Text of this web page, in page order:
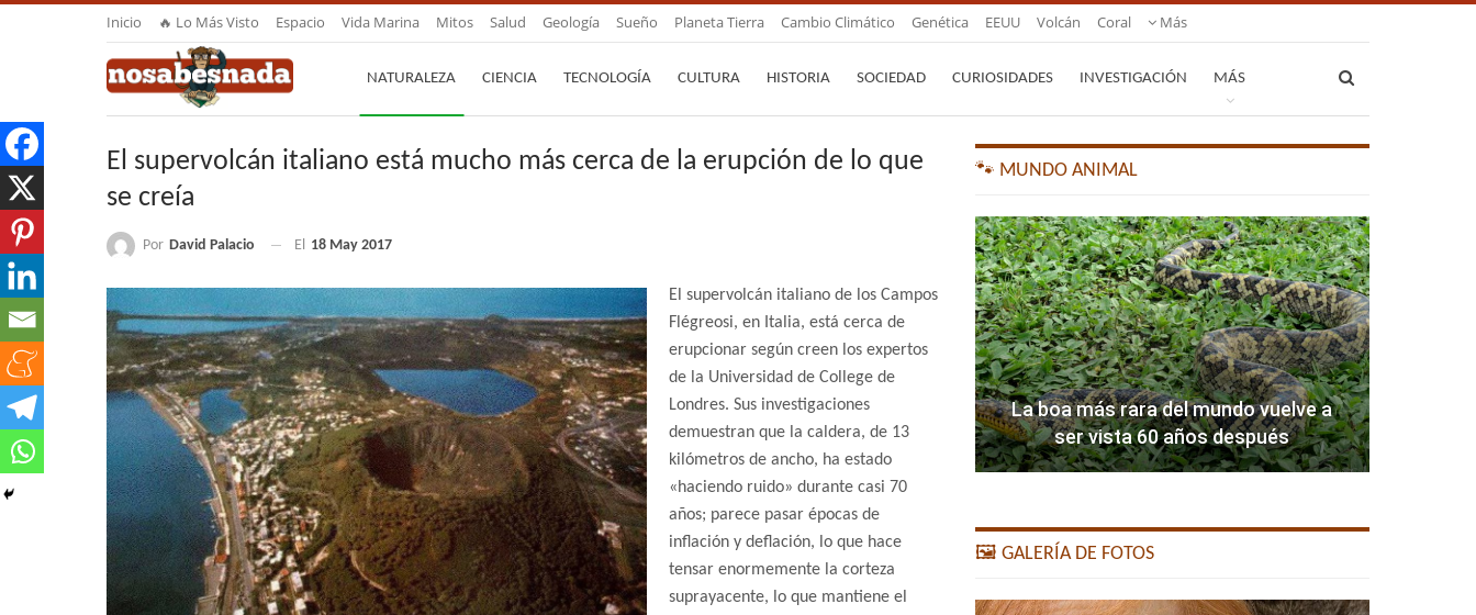
Inicio 🔥 Lo Más Visto Espacio Vida Marina Mitos Salud Geología Sueño Planeta Tierra Cambio Climático Genética EEUU Volcán Coral Más
NATURALEZA CIENCIA TECNOLOGÍA CULTURA HISTORIA SOCIEDAD CURIOSIDADES INVESTIGACIÓN MÁS
El supervolcán italiano está mucho más cerca de la erupción de lo que
se creía
Por David Palacio El 18 May 2017
El supervolcán italiano de los Campos
Flégreosi, en Italia, está cerca de
erupcionar según creen los expertos
de la Universidad de College de
Londres. Sus investigaciones
demuestran que la caldera, de 13
kilómetros de ancho, ha estado
«haciendo ruido» durante casi 70
años; parece pasar épocas de
inflación y deflación, lo que hace
tensar enormemente la corteza
suprayacente, lo que mantiene el
🐾 MUNDO ANIMAL
La boa más rara del mundo vuelve a
ser vista 60 años después
🖼️ GALERÍA DE FOTOS